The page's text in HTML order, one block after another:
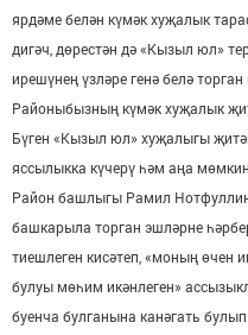
ярдәме белән күмәк хуҗалык
дигәч, дөрестән дә «Кызыл юл»
ирешүнең үзләре генә белә
Районыбызның күмәк хуҗалык
Бүген «Кызыл юл» хуҗалыгы
яссылыкка күчерү һәм аңа
Район башлыгы Рамил
башкарыла торган эшләрне
тиешлеген кисәтеп, «моның өчен
булуы мөһим икәнлеген»
буенча булганына канәгать